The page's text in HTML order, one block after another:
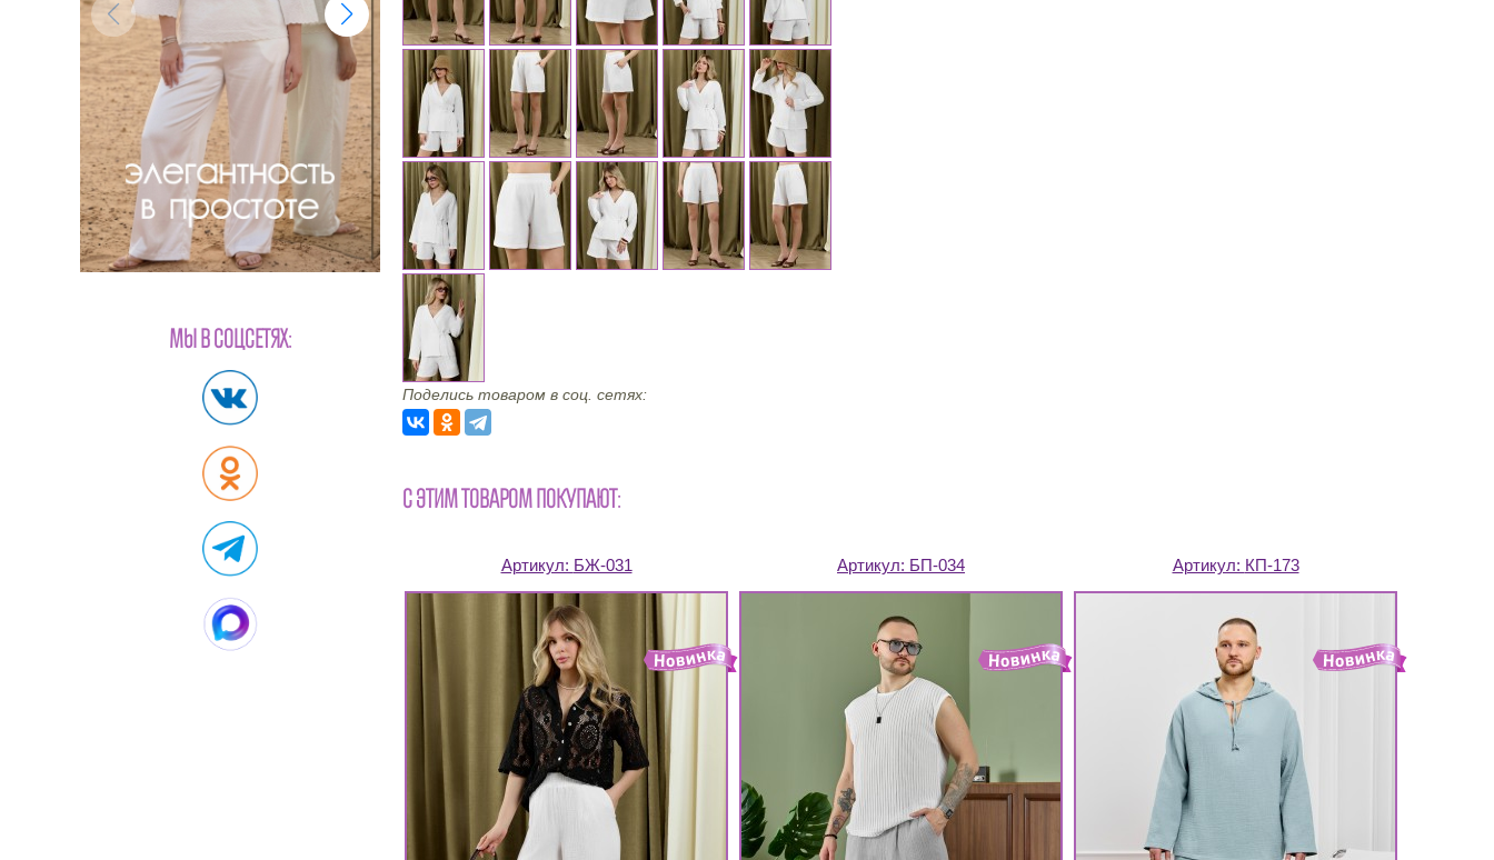
МЫ В СОЦСЕТЯХ:
Поделись товаром в соц. сетях:
С ЭТИМ ТОВАРОМ ПОКУПАЮТ:
Артикул: БЖ-031 Артикул: БП-034 Артикул: КП-173